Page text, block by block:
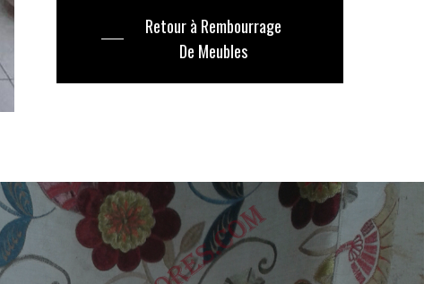
Retour à Rembourrage
De Meubles